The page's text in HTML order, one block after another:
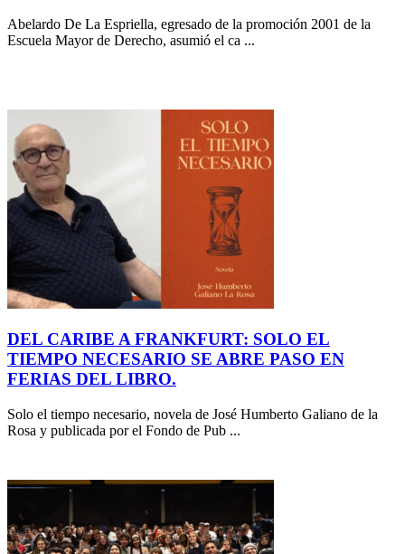
Abelardo De La Espriella, egresado de la promoción 2001 de la
Escuela Mayor de Derecho, asumió el ca ...
DEL CARIBE A FRANKFURT: SOLO EL
TIEMPO NECESARIO SE ABRE PASO EN
FERIAS DEL LIBRO.
Solo el tiempo necesario, novela de José Humberto Galiano de la
Rosa y publicada por el Fondo de Pub ...